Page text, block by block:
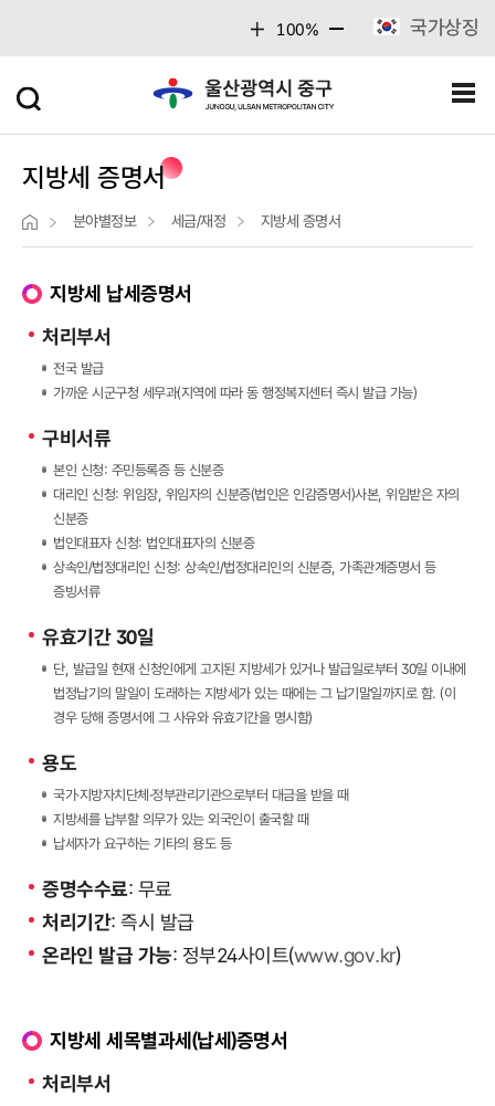
100% 국가상징
지방세 증명서
분야별정보 세금/재정 지방세 증명서
지방세 납세증명서
처리부서
전국 발급
가까운 시군구청 세무과(지역에 따라 동 행정복지센터 즉시 발급 가능)
구비서류
본인 신청: 주민등록증 등 신분증
대리인 신청: 위임장, 위임자의 신분증(법인은 인감증명서)사본, 위임받은 자의
신분증
법인대표자 신청: 법인대표자의 신분증
상속인/법정대리인 신청: 상속인/법정대리인의 신분증, 가족관계증명서 등
증빙서류
유효기간 30일
단, 발급일 현재 신청인에게 고지된 지방세가 있거나 발급일로부터 30일 이내에
법정납기의 말일이 도래하는 지방세가 있는 때에는 그 납기말일까지로 함. (이
경우 당해 증명서에 그 사유와 유효기간을 명시함)
용도
국가·지방자치단체·정부관리기관으로부터 대금을 받을 때
지방세를 납부할 의무가 있는 외국인이 출국할 때
납세자가 요구하는 기타의 용도 등
증명수수료: 무료
처리기간: 즉시 발급
온라인 발급 가능: 정부24사이트(www.gov.kr)
지방세 세목별과세(납세)증명서
처리부서